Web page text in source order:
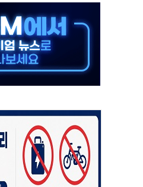
만 도발
득해 전투 활용